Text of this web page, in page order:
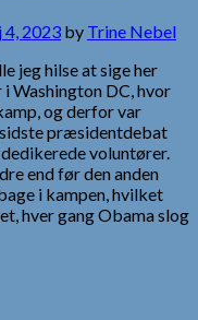
4, 2023 by Trine Nebel
jeg hilse at sige her
Washington DC, hvor
og derfor var
præsidentdebat
voluntører.
end før den anden
i kampen, hvilket
hver gang Obama slog